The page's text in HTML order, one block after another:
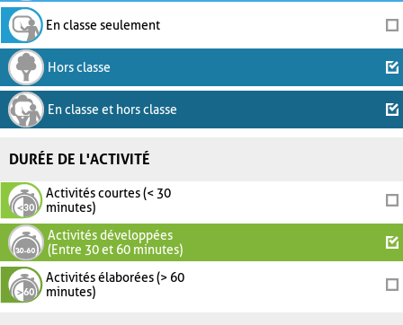
En classe seulement
Hors classe
En classe et hors classe
DURÉE DE L'ACTIVITÉ
Activités courtes (< 30
minutes)
Activités développées
(Entre 30 et 60 minutes)
Activités élaborées (> 60
minutes)